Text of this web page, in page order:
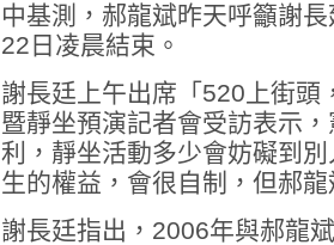
中基測，郝龍斌昨天呼籲謝
22日凌晨結束。
謝長廷上午出席「520上街頭
暨靜坐預演記者會受訪表示
利，靜坐活動多少會妨礙到
生的權益，會很自制，但郝
謝長廷指出，2006年與郝龍